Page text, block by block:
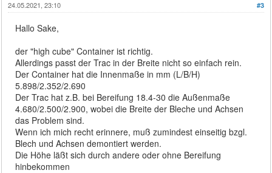
#3
24.05.2021, 23:10
Hallo Sake,
der "high cube" Container ist richtig.
Allerdings passt der Trac in der Breite nicht so einfach rein.
Der Container hat die Innenmaße in mm (L/B/H)
5.898/2.352/2.690
Der Trac hat z.B. bei Bereifung 18.4-30 die Außenmaße
4.680/2.500/2.900, wobei die Breite der Bleche und Achsen
das Problem sind.
Wenn ich mich recht erinnere, muß zumindest einseitig bzgl.
Blech und Achsen demontiert werden.
Die Höhe läßt sich durch andere oder ohne Bereifung
hinbekommen